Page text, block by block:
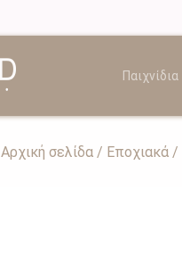
Παιχνίδια
Αρχική σελίδα/ Εποχιακά/